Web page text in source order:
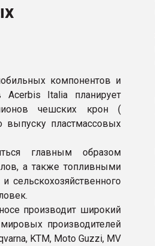
компонентов и
Acerbis Italia планирует
чешских крон (
пластмассовых
главным образом
а также топливными
сельскохозяйственного
производит широкий
производителей
KTM, Moto Guzzi, MV